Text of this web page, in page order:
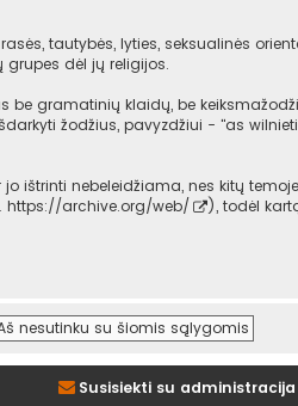
tautybės, lyties, seksualinės
dėl jų religijos.
gramatinių klaidų, be
žodžius, pavyzdžiui - "as
ištrinti nebeleidžiama, nes kitų
https://archive.org/web/
), todėl
Susisiekti su administracija